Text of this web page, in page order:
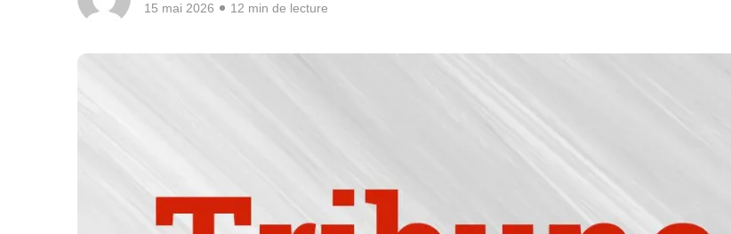
15 mai 2026 12 min de lecture